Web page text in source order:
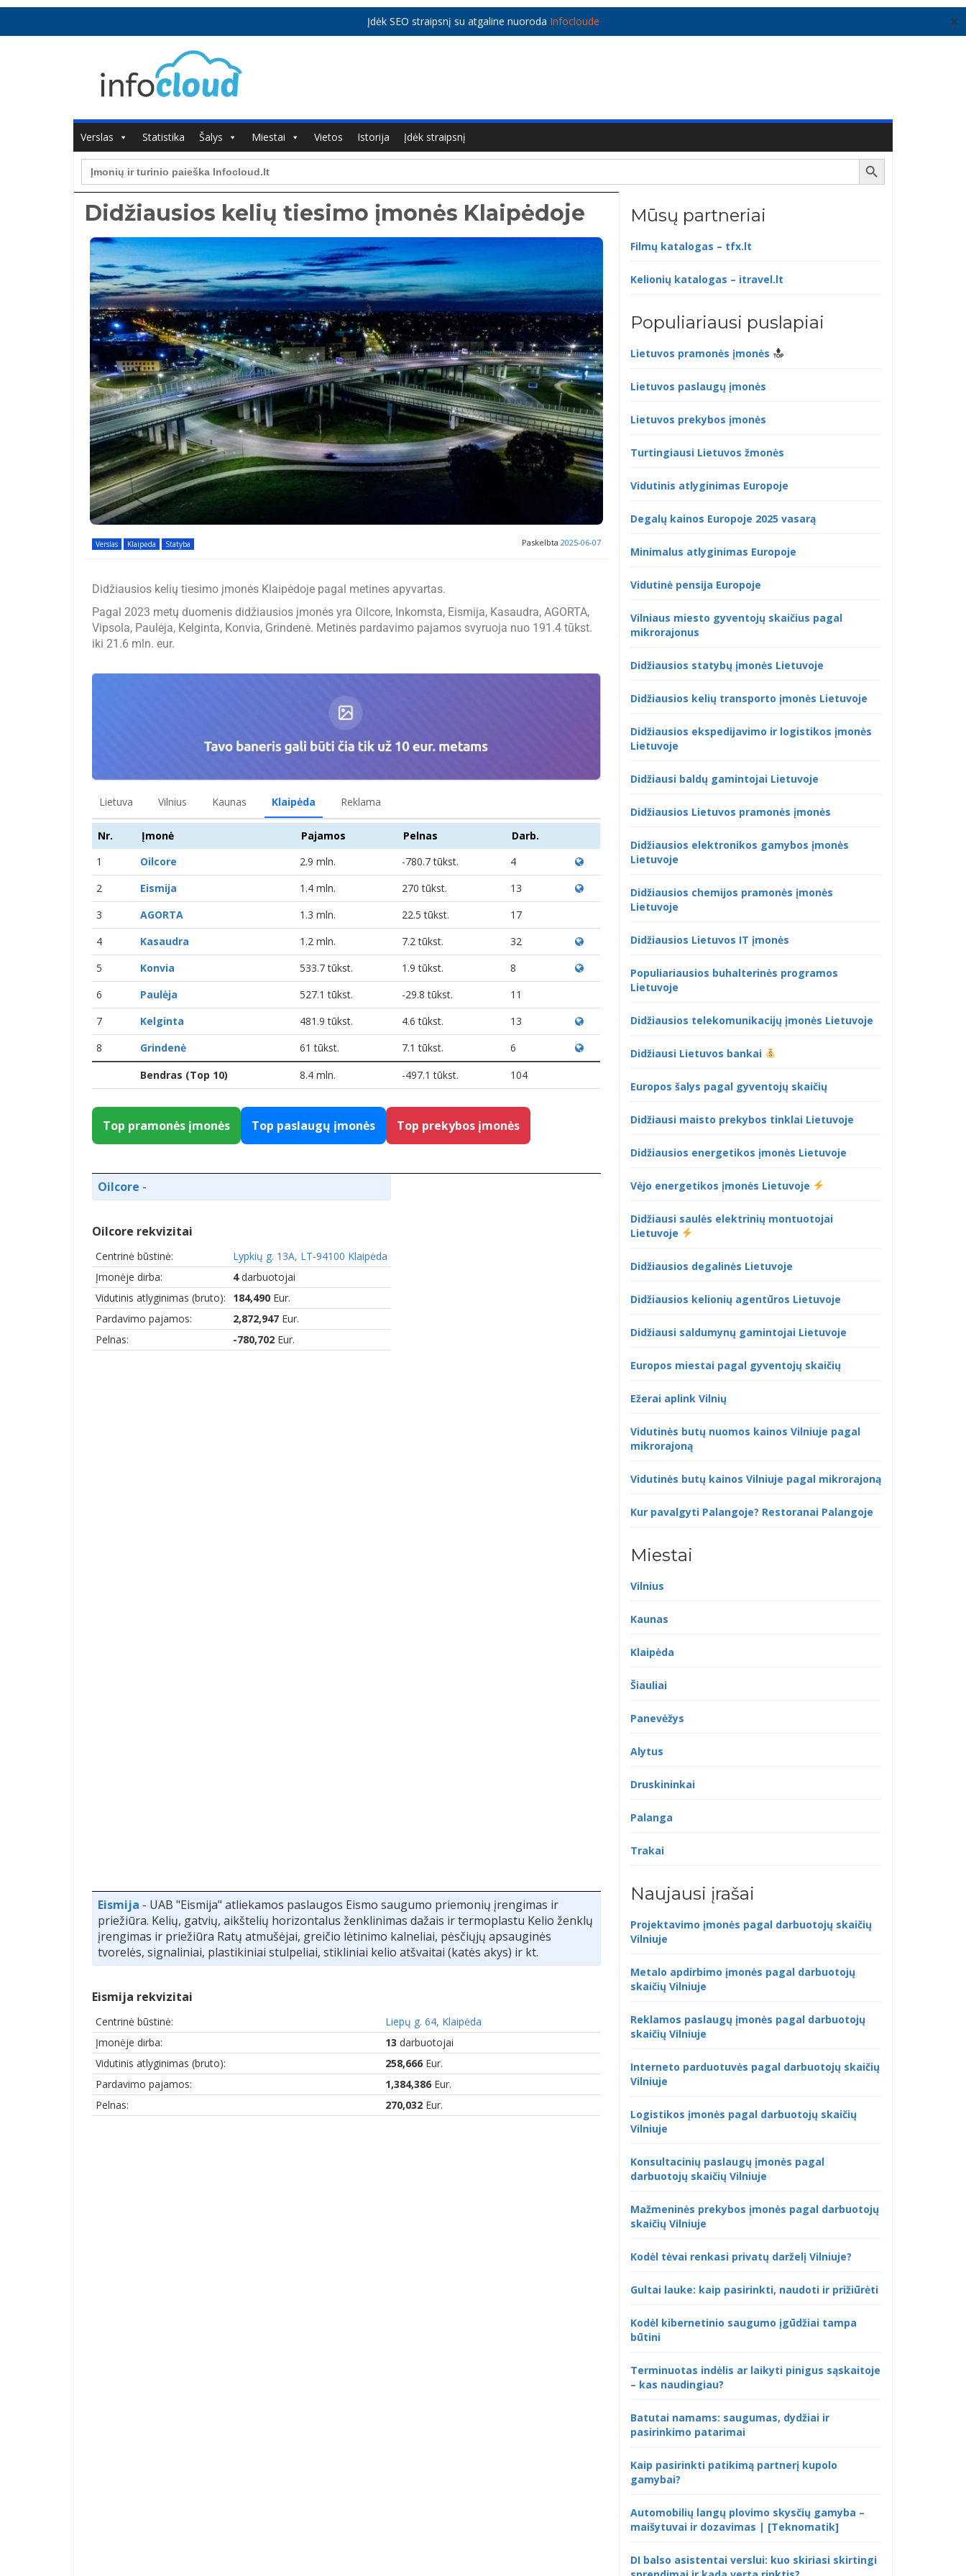
Įdėk SEO straipsnį su atgaline nuoroda Infocloude ✕
Verslas Statistika Šalys Miestai Vietos Istorija
Įdėk straipsnį
Search
for:
Search Button
Didžiausios kelių tiesimo įmonės Klaipėdoje
Verslas Klaipėda Statyba Paskelbta 2025-06-07
Didžiausios kelių tiesimo įmonės Klaipėdoje pagal metines apyvartas.
Pagal 2023 metų duomenis didžiausios įmonės yra Oilcore, Inkomsta, Eismija, Kasaudra, AGORTA,
Vipsola, Paulėja, Kelginta, Konvia, Grindenė. Metinės pardavimo pajamos svyruoja nuo 191.4 tūkst.
iki 21.6 mln. eur.
Lietuva Vilnius Kaunas Klaipėda Reklama
Nr. Įmonė Pajamos Pelnas
Darb.
1
Oilcore 2.9 mln. -780.7 tūkst.
4
2
Eismija 1.4 mln. 270 tūkst.
13
3
AGORTA 1.3 mln. 22.5 tūkst.
17
4
Kasaudra 1.2 mln. 7.2 tūkst.
32
5
Konvia 533.7 tūkst. 1.9 tūkst.
8
6
Paulėja 527.1 tūkst. -29.8 tūkst.
11
7
Kelginta 481.9 tūkst. 4.6 tūkst.
13
8
Grindenė 61 tūkst. 7.1 tūkst.
6
Bendras (Top 10)
8.4 mln. -497.1 tūkst. 104
Top pramonės įmonės Top paslaugų įmonės Top prekybos įmonės
Oilcore -
Oilcore rekvizitai
Centrinė būstinė:
Lypkių g. 13A, LT-94100 Klaipėda
Įmonėje dirba:
4darbuotojai
Vidutinis atlyginimas (bruto):
184,490 Eur.
Pardavimo pajamos:
2,872,947 Eur.
Pelnas:
-780,702 Eur.
Eismija - UAB "Eismija" atliekamos paslaugos Eismo saugumo priemonių įrengimas ir
priežiūra. Kelių, gatvių, aikštelių horizontalus ženklinimas dažais ir termoplastu Kelio ženklų
įrengimas ir priežiūra Ratų atmušėjai, greičio lėtinimo kalneliai, pėsčiųjų apsauginės
tvorelės, signaliniai, plastikiniai stulpeliai, stikliniai kelio atšvaitai (katės akys) ir kt.
Eismija rekvizitai
Centrinė būstinė:
Liepų g. 64, Klaipėda
Įmonėje dirba:
13 darbuotojai
Vidutinis atlyginimas (bruto):
258,666 Eur.
Pardavimo pajamos:
1,384,386 Eur.
Pelnas:
270,032 Eur.
Mūsų partneriai
Filmų katalogas – tfx.lt
Kelionių katalogas – itravel.lt
Populiariausi puslapiai
Lietuvos pramonės įmonės
Lietuvos paslaugų įmonės
Lietuvos prekybos įmonės
Turtingiausi Lietuvos žmonės
Vidutinis atlyginimas Europoje
Degalų kainos Europoje 2025 vasarą
Minimalus atlyginimas Europoje
Vidutinė pensija Europoje
Vilniaus miesto gyventojų skaičius pagal
mikrorajonus
Didžiausios statybų įmonės Lietuvoje
Didžiausios kelių transporto įmonės Lietuvoje
Didžiausios ekspedijavimo ir logistikos įmonės
Lietuvoje
Didžiausi baldų gamintojai Lietuvoje
Didžiausios Lietuvos pramonės įmonės
Didžiausios elektronikos gamybos įmonės
Lietuvoje
Didžiausios chemijos pramonės įmonės
Lietuvoje
Didžiausios Lietuvos IT įmonės
Populiariausios buhalterinės programos
Lietuvoje
Didžiausios telekomunikacijų įmonės Lietuvoje
Didžiausi Lietuvos bankai
Europos šalys pagal gyventojų skaičių
Didžiausi maisto prekybos tinklai Lietuvoje
Didžiausios energetikos įmonės Lietuvoje
Vėjo energetikos įmonės Lietuvoje
Didžiausi saulės elektrinių montuotojai
Lietuvoje
Didžiausios degalinės Lietuvoje
Didžiausios kelionių agentūros Lietuvoje
Didžiausi saldumynų gamintojai Lietuvoje
Europos miestai pagal gyventojų skaičių
Ežerai aplink Vilnių
Vidutinės butų nuomos kainos Vilniuje pagal
mikrorajoną
Vidutinės butų kainos Vilniuje pagal mikrorajoną
Kur pavalgyti Palangoje? Restoranai Palangoje
Miestai
Vilnius
Kaunas
Klaipėda
Šiauliai
Panevėžys
Alytus
Druskininkai
Palanga
Trakai
Naujausi įrašai
Projektavimo įmonės pagal darbuotojų skaičių
Vilniuje
Metalo apdirbimo įmonės pagal darbuotojų
skaičių Vilniuje
Reklamos paslaugų įmonės pagal darbuotojų
skaičių Vilniuje
Interneto parduotuvės pagal darbuotojų skaičių
Vilniuje
Logistikos įmonės pagal darbuotojų skaičių
Vilniuje
Konsultacinių paslaugų įmonės pagal
darbuotojų skaičių Vilniuje
Mažmeninės prekybos įmonės pagal darbuotojų
skaičių Vilniuje
Kodėl tėvai renkasi privatų darželį Vilniuje?
Gultai lauke: kaip pasirinkti, naudoti ir prižiūrėti
Kodėl kibernetinio saugumo įgūdžiai tampa
būtini
Terminuotas indėlis ar laikyti pinigus sąskaitoje
– kas naudingiau?
Batutai namams: saugumas, dydžiai ir
pasirinkimo patarimai
Kaip pasirinkti patikimą partnerį kupolo
gamybai?
Automobilių langų plovimo skysčių gamyba –
maišytuvai ir dozavimas | [Teknomatik]
DI balso asistentai verslui: kuo skiriasi skirtingi